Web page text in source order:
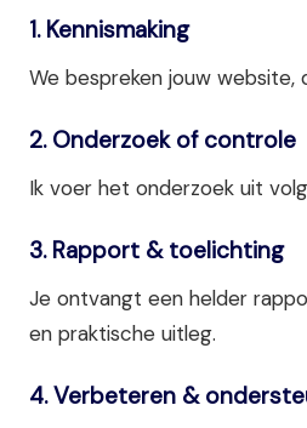
1. Kennismaking
We bespreken jouw website,
2. Onderzoek of controle
Ik voer het onderzoek uit
3. Rapport & toelichting
Je ontvangt een helder
en praktische uitleg.
4. Verbeteren &